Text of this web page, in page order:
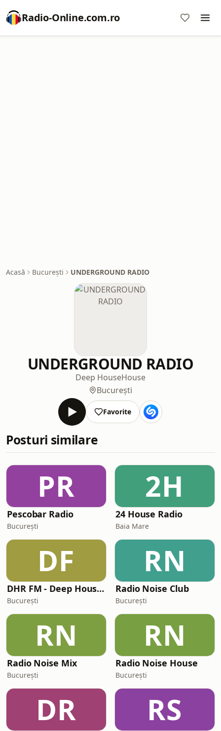
Radio-Online.com.ro
Acasă București UNDERGROUND RADIO
UNDERGROUND RADIO
Deep HouseHouse
București
Favorite
Posturi similare
PR
Pescobar Radio
București
2H
24 House Radio
Baia Mare
DF
DHR FM - Deep House Radio (www.dhr.fm)
București
RN
Radio Noise Club
București
RN
Radio Noise Mix
București
RN
Radio Noise House
București
DR RS